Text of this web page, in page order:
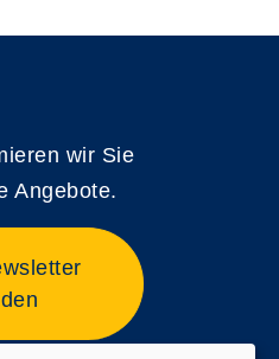
wir Sie
Angebote.